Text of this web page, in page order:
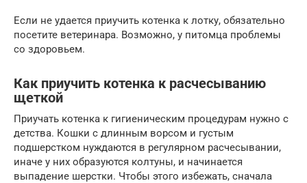
Если не удается приучить котенка к лотку, обязательно
посетите ветеринара. Возможно, у питомца проблемы
со здоровьем.
Как приучить котенка к расчесыванию
щеткой
Приучать котенка к гигиеническим процедурам нужно с
детства. Кошки с длинным ворсом и густым
подшерстком нуждаются в регулярном расчесывании,
иначе у них образуются колтуны, и начинается
выпадение шерстки. Чтобы этого избежать, сначала